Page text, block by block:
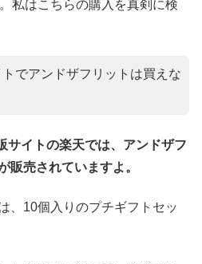
私はこちらの購入を真剣に検
でアンドザフリットは買えな
サイトの楽天では、アンドザフ
販売されていますよ。
、10個入りのプチギフトセッ